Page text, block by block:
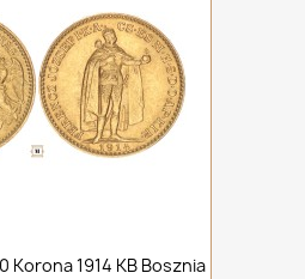
Korona 1914 KB Bosznia